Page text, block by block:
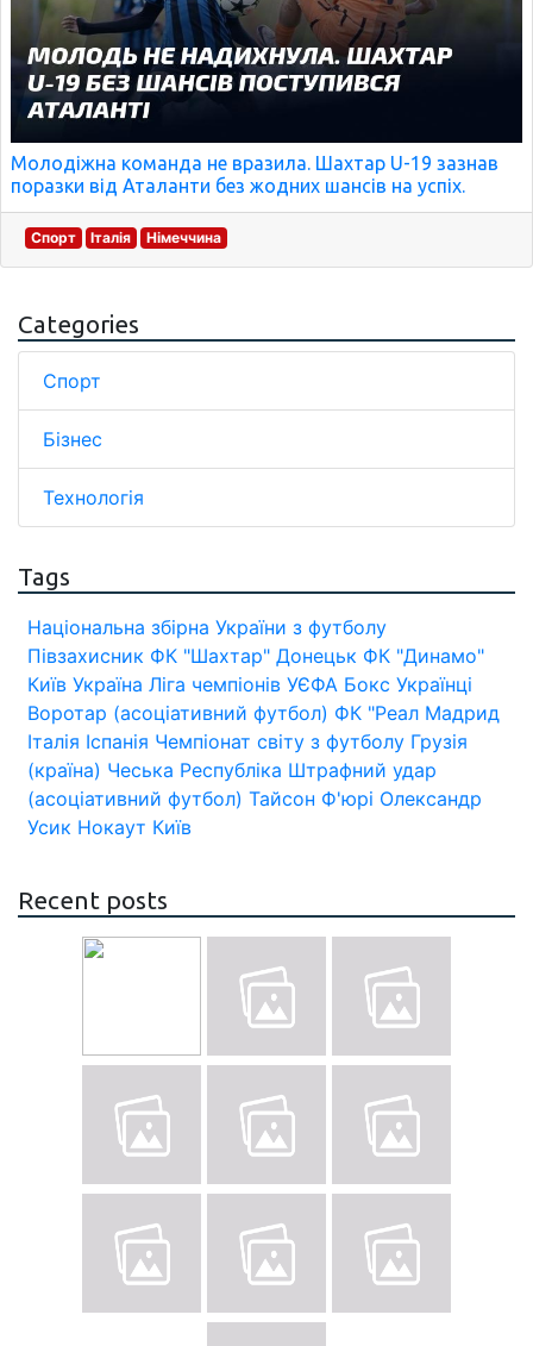
Молодіжна команда не вразила. Шахтар U-19 зазнав
поразки від Аталанти без жодних шансів на успіх.
Спорт Італія Німеччина
Categories
Спорт
Бізнес
Технологія
Tags
Національна збірна України з футболу
Півзахисник ФК "Шахтар" Донецьк ФК "Динамо"
Київ Україна Ліга чемпіонів УЄФА Бокс Українці
Воротар (асоціативний футбол) ФК "Реал Мадрид
Італія Іспанія Чемпіонат світу з футболу Грузія
(країна) Чеська Республіка Штрафний удар
(асоціативний футбол) Тайсон Ф'юрі Олександр
Усик Нокаут Київ
Recent posts